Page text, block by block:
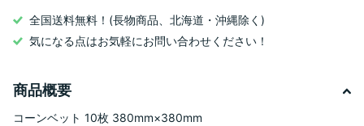
全国送料無料！(長物商品、北海道・沖縄除く)
気になる点はお気軽にお問い合わせください！
商品概要
コーンベット 10枚 380mm×380mm